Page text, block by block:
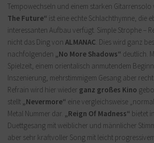
Tempowechseln und einem starken Gitarrensolo
The Future“ ist eine echte Schlachthymne, die
interessanten Aufbau verfügt. Simple Strophe –
nicht das Ding von ALMANAC. Dies wird ganz
nachfolgenden „No More Shadows“ deutlich.
Spielzeit, einem orientalisch anmutendem
Inszenierung, mehrstimmigem Gesang aber
Refrain wird hier wieder ganz großes Kino
stellt „Nevermore“ eine vergleichsweise
Metal Nummer dar. „Reign Of Madness“ bietet
Duettgesang mit weiblicher und männlicher
aber sehr kraftvoller Song mit leicht